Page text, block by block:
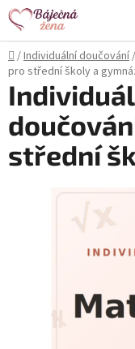
Přejít
na
obsah
Domů
/Individuální doučování/
pro střední školy a
střední